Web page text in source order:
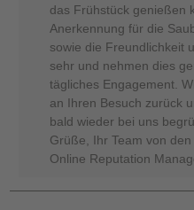
das Frühstück genießen
Anerkennung für die
sowie die Freundlichkeit
sehr und nehmen dies
tägliches Engagement.
an Ihren Besuch zurück
bald wieder bei uns
Grüße, Ihr Team von
Online Reputation